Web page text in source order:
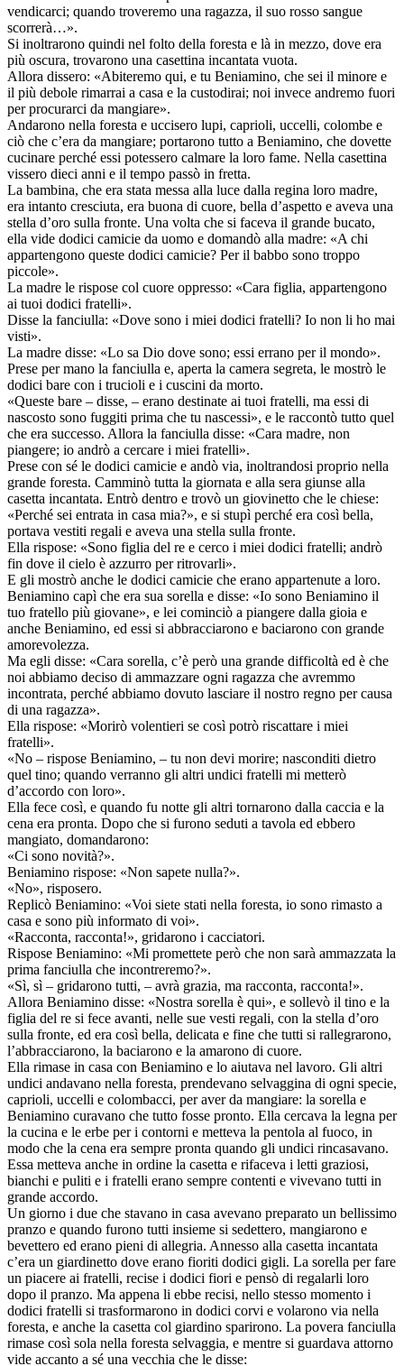
vendicarci; quando troveremo una ragazza, il suo rosso sangue
scorrerà…».
Si inoltrarono quindi nel folto della foresta e là in mezzo, dove era
più oscura, trovarono una casettina incantata vuota.
Allora dissero: «Abiteremo qui, e tu Beniamino, che sei il minore e
il più debole rimarrai a casa e la custodirai; noi invece andremo fuori
per procurarci da mangiare».
Andarono nella foresta e uccisero lupi, caprioli, uccelli, colombe e
ciò che c’era da mangiare; portarono tutto a Beniamino, che dovette
cucinare perché essi potessero calmare la loro fame. Nella casettina
vissero dieci anni e il tempo passò in fretta.
La bambina, che era stata messa alla luce dalla regina loro madre,
era intanto cresciuta, era buona di cuore, bella d’aspetto e aveva una
stella d’oro sulla fronte. Una volta che si faceva il grande bucato,
ella vide dodici camicie da uomo e domandò alla madre: «A chi
appartengono queste dodici camicie? Per il babbo sono troppo
piccole».
La madre le rispose col cuore oppresso: «Cara figlia, appartengono
ai tuoi dodici fratelli».
Disse la fanciulla: «Dove sono i miei dodici fratelli? Io non li ho mai
visti».
La madre disse: «Lo sa Dio dove sono; essi errano per il mondo».
Prese per mano la fanciulla e, aperta la camera segreta, le mostrò le
dodici bare con i trucioli e i cuscini da morto.
«Queste bare – disse, – erano destinate ai tuoi fratelli, ma essi di
nascosto sono fuggiti prima che tu nascessi», e le raccontò tutto quel
che era successo. Allora la fanciulla disse: «Cara madre, non
piangere; io andrò a cercare i miei fratelli».
Prese con sé le dodici camicie e andò via, inoltrandosi proprio nella
grande foresta. Camminò tutta la giornata e alla sera giunse alla
casetta incantata. Entrò dentro e trovò un giovinetto che le chiese:
«Perché sei entrata in casa mia?», e si stupì perché era così bella,
portava vestiti regali e aveva una stella sulla fronte.
Ella rispose: «Sono figlia del re e cerco i miei dodici fratelli; andrò
fin dove il cielo è azzurro per ritrovarli».
E gli mostrò anche le dodici camicie che erano appartenute a loro.
Beniamino capì che era sua sorella e disse: «Io sono Beniamino il
tuo fratello più giovane», e lei cominciò a piangere dalla gioia e
anche Beniamino, ed essi si abbracciarono e baciarono con grande
amorevolezza.
Ma egli disse: «Cara sorella, c’è però una grande difficoltà ed è che
noi abbiamo deciso di ammazzare ogni ragazza che avremmo
incontrata, perché abbiamo dovuto lasciare il nostro regno per causa
di una ragazza».
Ella rispose: «Morirò volentieri se così potrò riscattare i miei
fratelli».
«No – rispose Beniamino, – tu non devi morire; nasconditi dietro
quel tino; quando verranno gli altri undici fratelli mi metterò
d’accordo con loro».
Ella fece così, e quando fu notte gli altri tornarono dalla caccia e la
cena era pronta. Dopo che si furono seduti a tavola ed ebbero
mangiato, domandarono:
«Ci sono novità?».
Beniamino rispose: «Non sapete nulla?».
«No», risposero.
Replicò Beniamino: «Voi siete stati nella foresta, io sono rimasto a
casa e sono più informato di voi».
«Racconta, racconta!», gridarono i cacciatori.
Rispose Beniamino: «Mi promettete però che non sarà ammazzata la
prima fanciulla che incontreremo?».
«Sì, sì – gridarono tutti, – avrà grazia, ma racconta, racconta!».
Allora Beniamino disse: «Nostra sorella è qui», e sollevò il tino e la
figlia del re si fece avanti, nelle sue vesti regali, con la stella d’oro
sulla fronte, ed era così bella, delicata e fine che tutti si rallegrarono,
l’abbracciarono, la baciarono e la amarono di cuore.
Ella rimase in casa con Beniamino e lo aiutava nel lavoro. Gli altri
undici andavano nella foresta, prendevano selvaggina di ogni specie,
caprioli, uccelli e colombacci, per aver da mangiare: la sorella e
Beniamino curavano che tutto fosse pronto. Ella cercava la legna per
la cucina e le erbe per i contorni e metteva la pentola al fuoco, in
modo che la cena era sempre pronta quando gli undici rincasavano.
Essa metteva anche in ordine la casetta e rifaceva i letti graziosi,
bianchi e puliti e i fratelli erano sempre contenti e vivevano tutti in
grande accordo.
Un giorno i due che stavano in casa avevano preparato un bellissimo
pranzo e quando furono tutti insieme si sedettero, mangiarono e
bevettero ed erano pieni di allegria. Annesso alla casetta incantata
c’era un giardinetto dove erano fioriti dodici gigli. La sorella per fare
un piacere ai fratelli, recise i dodici fiori e pensò di regalarli loro
dopo il pranzo. Ma appena li ebbe recisi, nello stesso momento i
dodici fratelli si trasformarono in dodici corvi e volarono via nella
foresta, e anche la casetta col giardino sparirono. La povera fanciulla
rimase così sola nella foresta selvaggia, e mentre si guardava attorno
vide accanto a sé una vecchia che le disse: